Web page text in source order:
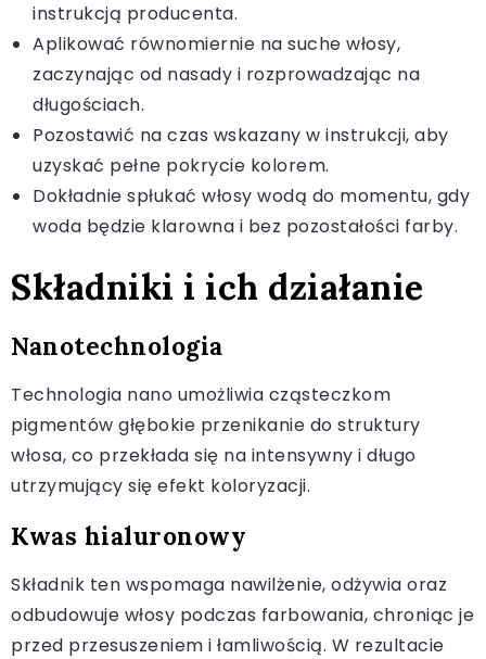
instrukcją producenta.
Aplikować równomiernie na suche włosy,
zaczynając od nasady i rozprowadzając na
długościach.
Pozostawić na czas wskazany w instrukcji, aby
uzyskać pełne pokrycie kolorem.
Dokładnie spłukać włosy wodą do momentu, gdy
woda będzie klarowna i bez pozostałości farby.
Składniki i ich działanie
Nanotechnologia
Technologia nano umożliwia cząsteczkom
pigmentów głębokie przenikanie do struktury
włosa, co przekłada się na intensywny i długo
utrzymujący się efekt koloryzacji.
Kwas hialuronowy
Składnik ten wspomaga nawilżenie, odżywia oraz
odbudowuje włosy podczas farbowania, chroniąc je
przed przesuszeniem i łamliwością. W rezultacie